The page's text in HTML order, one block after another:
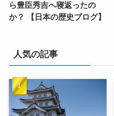
ら豊臣秀吉へ寝返ったの
か？ 【日本の歴史ブログ】
人気の記事